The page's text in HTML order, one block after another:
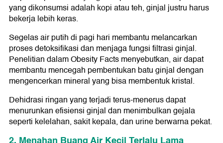
yang dikonsumsi adalah kopi atau teh, ginjal justru harus
bekerja lebih keras.
Segelas air putih di pagi hari membantu melancarkan
proses detoksifikasi dan menjaga fungsi filtrasi ginjal.
Penelitian dalam Obesity Facts menyebutkan, air dapat
membantu mencegah pembentukan batu ginjal dengan
mengencerkan mineral yang bisa membentuk kristal.
Dehidrasi ringan yang terjadi terus-menerus dapat
menurunkan efisiensi ginjal dan menimbulkan gejala
seperti kelelahan, sakit kepala, dan urine berwarna pekat.